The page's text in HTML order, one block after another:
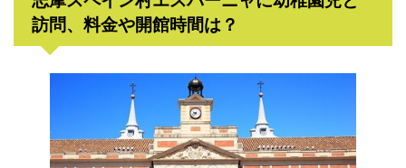
訪問、料金や開館時間は？